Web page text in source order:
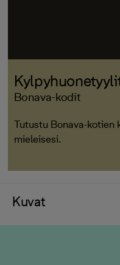
Bonava-kodit
Tutustu Bonava-kotien
mieleisesi.
Kuvat